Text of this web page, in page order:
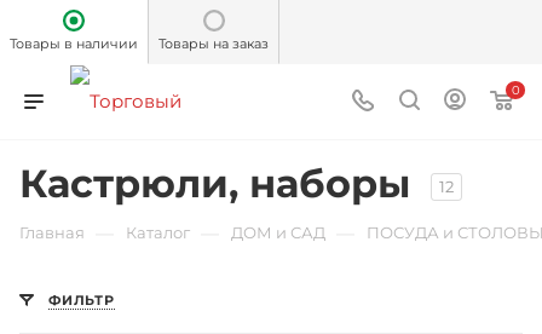
Товары в наличии Товары на заказ
0
Кастрюли, наборы 12
Главная Каталог ДОМ и САД ПОСУДА и
ФИЛЬТР